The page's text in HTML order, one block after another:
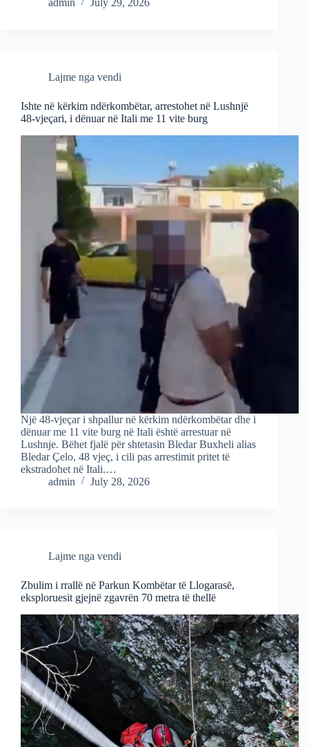
Lajme nga vendi
Ishte në kërkim ndërkombëtar, arrestohet në Lushnjë
48-vjeçari, i dënuar në Itali me 11 vite burg
Një 48-vjeçar i shpallur në kërkim ndërkombëtar dhe i
dënuar me 11 vite burg në Itali është arrestuar në
Lushnje. Bëhet fjalë për shtetasin Bledar Buxheli alias
Bledar Çelo, 48 vjeç, i cili pas arrestimit pritet të
ekstradohet në Itali.…
admin
July 28, 2026
Lajme nga vendi
Zbulim i rrallë në Parkun Kombëtar të Llogarasë,
eksploruesit gjejnë zgavrën 70 metra të thellë